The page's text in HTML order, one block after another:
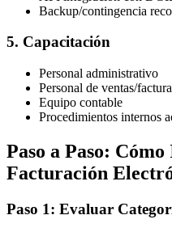
Backup/contingencia
5. Capacitación
Personal administrativo
Personal de ventas/
Equipo contable
Procedimientos internos
Paso a Paso:
Facturación
Paso 1: Evaluar